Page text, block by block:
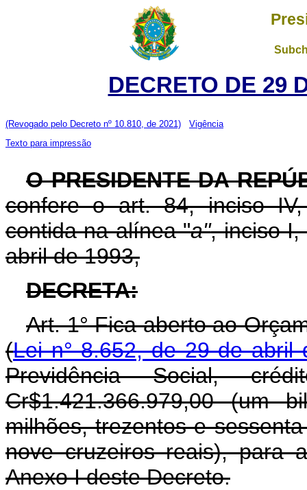
DECRETO DE 29
(Revogado pelo Decreto nº 10.810, de 2021)
Vigência
Texto para impressão
O PRESIDENTE DA
confere o art. 84, inciso
contida na alínea "a", inciso I,
abril de 1993,
DECRETA:
Art. 1° Fica aberto ao
(Lei n° 8.652, de 29 de abril
Previdência Social,
Cr$1.421.366.979,00 (um
milhões, trezentos e
nove cruzeiros reais), para
Anexo I deste Decreto.